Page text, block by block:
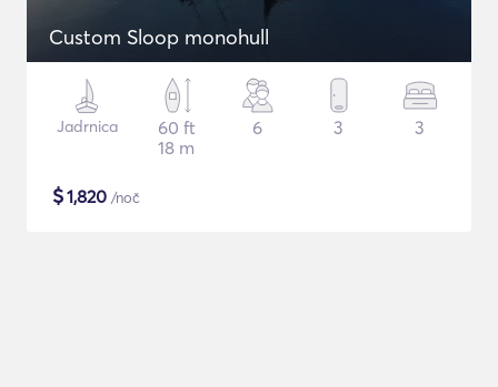
Custom Sloop monohull
Jadrnica
60 ft
18 m
6 3 3
$1,820 /noč